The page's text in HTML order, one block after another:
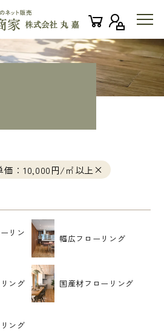
価：10,000円/㎡以上
リン
幅広フローリング
ング 国産材フローリング
ング